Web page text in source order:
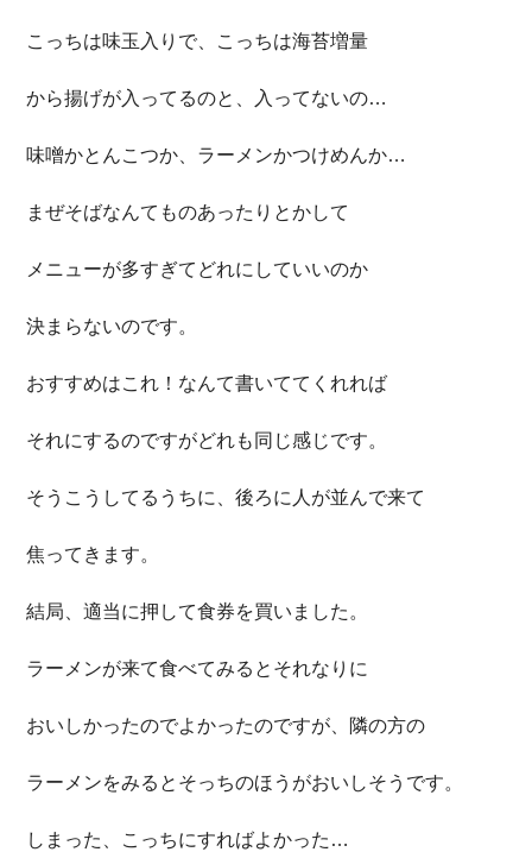
こっちは味玉入りで、こっちは海苔増量
から揚げが入ってるのと、入ってないの…
味噌かとんこつか、ラーメンかつけめんか…
まぜそばなんてものあったりとかして
メニューが多すぎてどれにしていいのか
決まらないのです。
おすすめはこれ！なんて書いててくれれば
それにするのですがどれも同じ感じです。
そうこうしてるうちに、後ろに人が並んで来て
焦ってきます。
結局、適当に押して食券を買いました。
ラーメンが来て食べてみるとそれなりに
おいしかったのでよかったのですが、隣の方の
ラーメンをみるとそっちのほうがおいしそうです。
しまった、こっちにすればよかった…